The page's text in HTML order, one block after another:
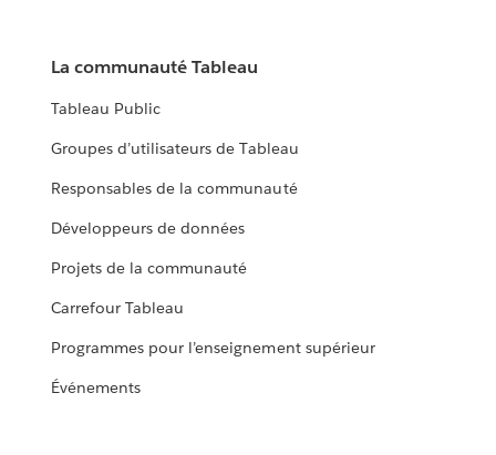
La communauté Tableau
Tableau Public
Groupes d’utilisateurs de Tableau
Responsables de la communauté
Développeurs de données
Projets de la communauté
Carrefour Tableau
Programmes pour l’enseignement supérieur
Événements